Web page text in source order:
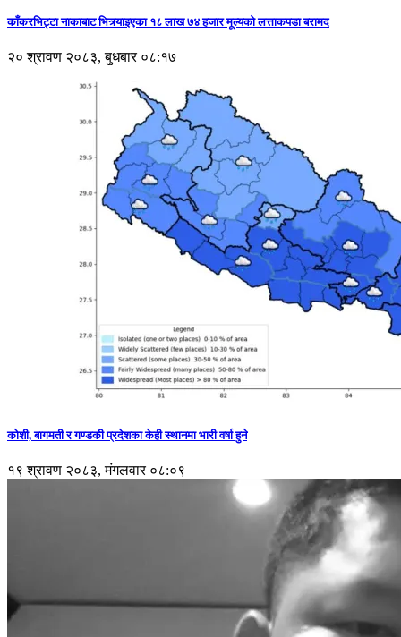
काँकरभिट्टा नाकाबाट भित्र्याइएका १८ लाख ७४ हजार मूल्यकाे लत्ताकपडा बरामद
२० श्रावण २०८३, बुधबार ०८:१७
कोशी, बागमती र गण्डकी प्रदेशका केही स्थानमा भारी वर्षा हुने
१९ श्रावण २०८३, मंगलवार ०८:०९